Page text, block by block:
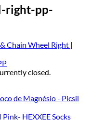
right-pp-
Chain Wheel Right |
closed.
de Magnésio - Picsil